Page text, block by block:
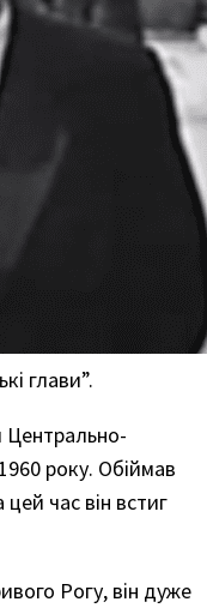
глави”.
року. Обіймав
цей час він встиг
Рогу, він дуже